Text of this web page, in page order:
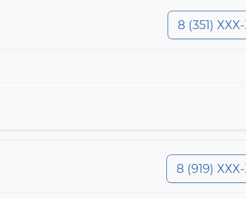
8 (351)
8 (919)